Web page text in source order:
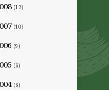
(12)
(10)
(9)
(6)
(6)